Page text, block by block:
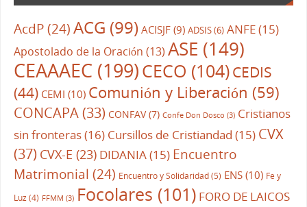
AcdP(24) ACG (99) ACISJF(9) ADSIS(6) ANFE(15)
Apostolado de la Oración (13) ASE (149)
CEAAAEC (199)CECO (104)CEDIS
(44) CEMI (10) Comunión y Liberación (59)
CONCAPA(33) CONFAV(7) Confe Don Dosco (3) Cristianos
sin fronteras(16) Cursillos de Cristiandad (15) CVX
(37) CVX-E (23) DIDANIA(15) Encuentro
Matrimonial (24) Encuentro y Solidaridad(5) ENS(10) Fe y
Luz(4) FFMM (3) Focolares (101) FORO DE LAICOS